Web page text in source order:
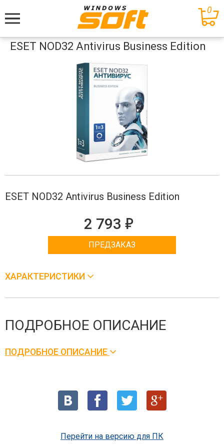
Меню
0
ESET NOD32 Antivirus Business Edition
ESET NOD32 Antivirus Business Edition
2 793 е
ПРЕДЗАКАЗ
ХАРАКТЕРИСТИКИ
ПОДРОБНОЕ ОПИСАНИЕ
ПОДРОБНОЕ ОПИСАНИЕ
Перейти на версию для ПК